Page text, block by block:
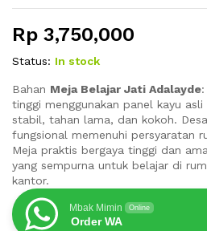
Rp 3,750,000
Status: In stock
Bahan Meja Belajar Jati Adalayde
tinggi menggunakan panel kayu
stabil, tahan lama, dan kokoh.
fungsional memenuhi persyaratan
Meja praktis bergaya tinggi dan
yang sempurna untuk belajar di
kantor.
Mbak Mimin Online
Order WA